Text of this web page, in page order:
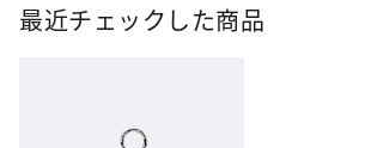
最近チェックした商品